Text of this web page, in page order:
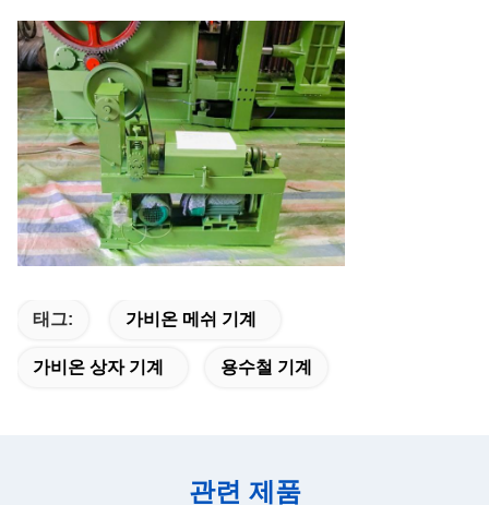
태그: 가비온 메쉬 기계
가비온 상자 기계 용수철 기계
관련 제품